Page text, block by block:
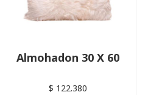
Almohadon 30 X 60
$ 122.380